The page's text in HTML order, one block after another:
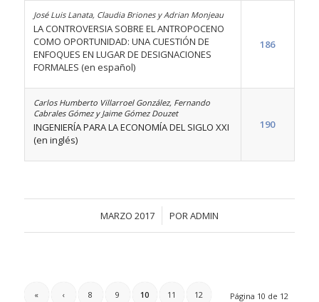
José Luis Lanata, Claudia Briones y Adrian Monjeau
LA CONTROVERSIA SOBRE EL ANTROPOCENO
COMO OPORTUNIDAD: UNA CUESTIÓN DE
ENFOQUES EN LUGAR DE DESIGNACIONES
FORMALES (en español)
186
Carlos Humberto Villarroel González, Fernando
Cabrales Gómez y Jaime Gómez Douzet
INGENIERÍA PARA LA ECONOMÍA DEL SIGLO XXI
(en inglés)
190
MARZO 2017
/ PORADMIN
Página 10 de 12
« ‹ 8 9 10 11 12